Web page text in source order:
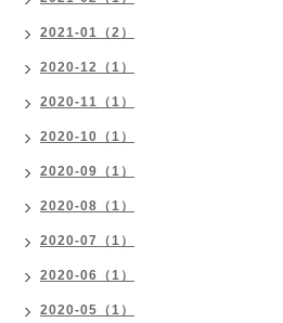
2021-01（2）
2020-12（1）
2020-11（1）
2020-10（1）
2020-09（1）
2020-08（1）
2020-07（1）
2020-06（1）
2020-05（1）